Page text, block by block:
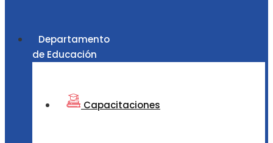
Departamento
de Educación
Capacitaciones